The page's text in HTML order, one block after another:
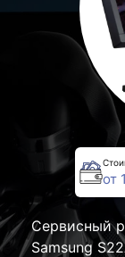
от
Сервисный
Samsung